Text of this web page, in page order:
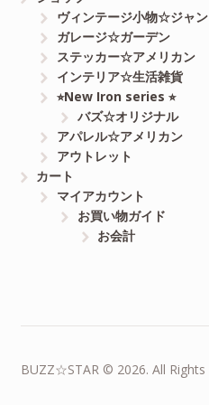
ヴィンテージ小物☆ジャン
ガレージ☆ガーデン
ステッカー☆アメリカン
インテリア☆生活雑貨
⭐︎New Iron series ⭐︎
バズ☆オリジナル
アパレル☆アメリカン
アウトレット
カート
マイアカウント
お買い物ガイド
お会計
BUZZ☆STAR © 2026. All Rights